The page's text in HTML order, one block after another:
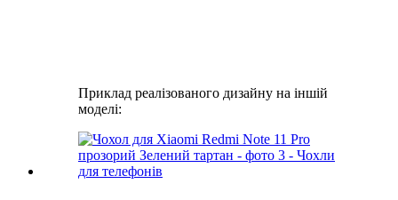
Приклад реалізованого дизайну на іншій
моделі: